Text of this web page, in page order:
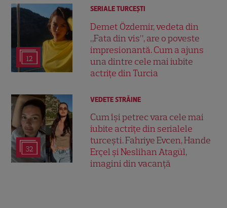
12
SERIALE TURCEŞTI
Demet Özdemir, vedeta din
„Fata din vis”, are o poveste
impresionantă. Cum a ajuns
una dintre cele mai iubite
actrițe din Turcia
32
VEDETE STRĂINE
Cum își petrec vara cele mai
iubite actrițe din serialele
turcești. Fahriye Evcen, Hande
Erçel și Neslihan Atagül,
imagini din vacanță